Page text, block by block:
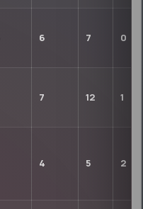
6 7 0
7 12 1
4 5 2